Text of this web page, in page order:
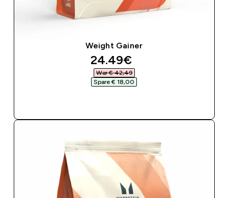
Weight Gainer
discounted price
24.49€‎
War € 42,49‎
Spare € 18,00‎